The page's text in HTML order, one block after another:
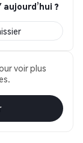
?
voir plus